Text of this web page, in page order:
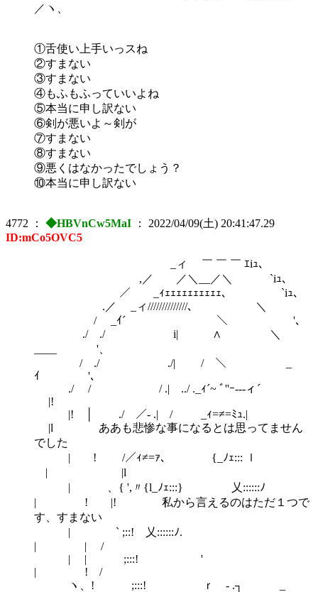
／ヽ、
①舌使い上手いっスね
②すまない
③すまない
④もふもふっていいよね
⑤本当に申し訳ない
⑥剣が悪いよ～剣が
⑦すまない
⑧すまない
⑨悪くはなかったでしょう？
⑩本当に申し訳ない
4772 ： ◆HBVnCw5MaI ： 2022/04/09(土) 20:41:47.29
ID:mCo5OVC5
_ィ ￣ ￣ ￣ ｴiｭ、
,／ ／＼__／＼ `iｭ、
／ _ｨｪｪｪｪｪｪｪｪｪｪ、 `iｭ、
.／ _ィ//////////////､ ＼
/ _ｲ´￣￣￣￣￣￣￣￣＼ '、
./ ./ i| ∧ ＼
____ '、
/ ./ ./| / ＼ _
ｲ '、
./ / / .| ../ ._ｨ´~ ﾞ''ｰ---ィ´
|!
|! │ ./ ／- .| / _ｨ=≠=ﾐｭ.|
|l ああも悲惨な事になるとは思ってません
でした
| ! /／ｨ≠=ｧ、 {_ﾉｪ::: ｌ
ゞ| |l
| ゝ、{ ',〃{l_ﾉｪ:::} 乂::::::ﾉ
| ! |! 私から言えるのはただ１つで
す、すまない
| ` ;::! 乂::::::ﾉ.
| | /
| | ;:::! '
| ! /
ヽ、! ;:::! ｒ - .┐ _